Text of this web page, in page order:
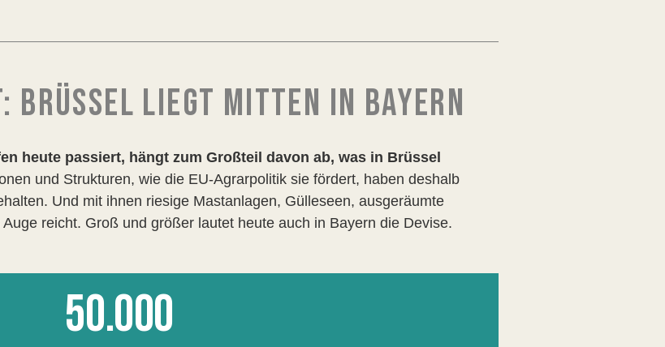
BRÜSSEL LIEGT MITTEN IN BAYERN
heute passiert, hängt zum Großteil davon ab, was in Brüssel
und Strukturen, wie die EU-Agrarpolitik sie fördert, haben deshalb
Und mit ihnen riesige Mastanlagen, Gülleseen, ausgeräumte
reicht. Groß und größer lautet heute auch in Bayern die Devise.
50.000